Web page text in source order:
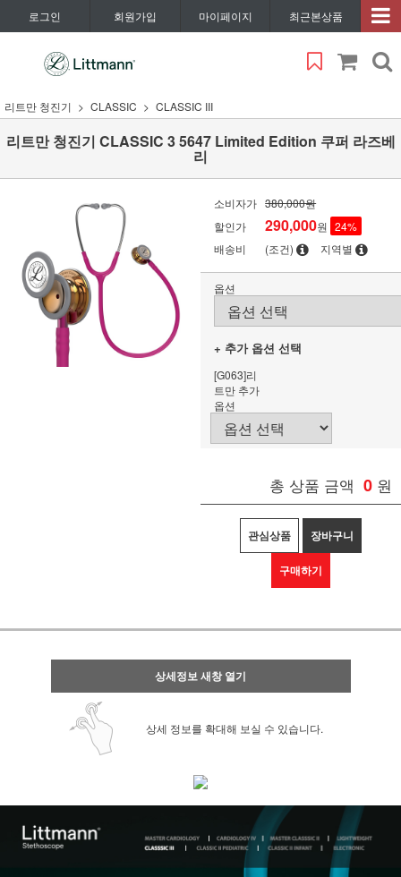
로그인 회원가입 마이페이지 최근본상품
리트만 청진기 CLASSIC CLASSIC III
리트만 청진기 CLASSIC 3 5647 Limited Edition 쿠퍼 라즈베
리
소비자가 380,000원
할인가
290,000원 24%
배송비
(조건) 지역별
옵션
+ 추가 옵션 선택
[G063]리
트만 추가
옵션
총 상품 금액 0 원
관심상품 장바구니
구매하기
상세정보 새창 열기
상세 정보를 확대해 보실 수 있습니다.